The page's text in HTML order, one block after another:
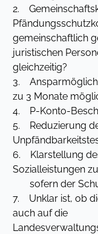
2.
gemeinschaftlich
juristischen
gleichzeitig?
3.
zu 3 Monate
4. P-Konto-
5. Reduzierung
6. Klarstellung
Sozialleistungen
sofern der
7. Unklar ist, ob
auch auf die